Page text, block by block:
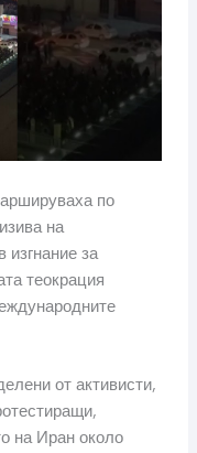
по
на
изгнание за
теокрация
от активисти,
на Иран около